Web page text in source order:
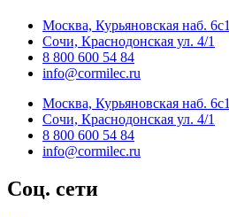
Москва, Курьяновская наб. 6с1
Сочи, Краснодонская ул. 4/1
8 800 600 54 84
info@cormilec.ru
Москва, Курьяновская наб. 6с1
Сочи, Краснодонская ул. 4/1
8 800 600 54 84
info@cormilec.ru
Соц. сети